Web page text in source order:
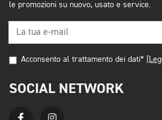
le promozioni su nuovo, usato e service.
Acconsento al trattamento dei dati*
SOCIAL NETWORK